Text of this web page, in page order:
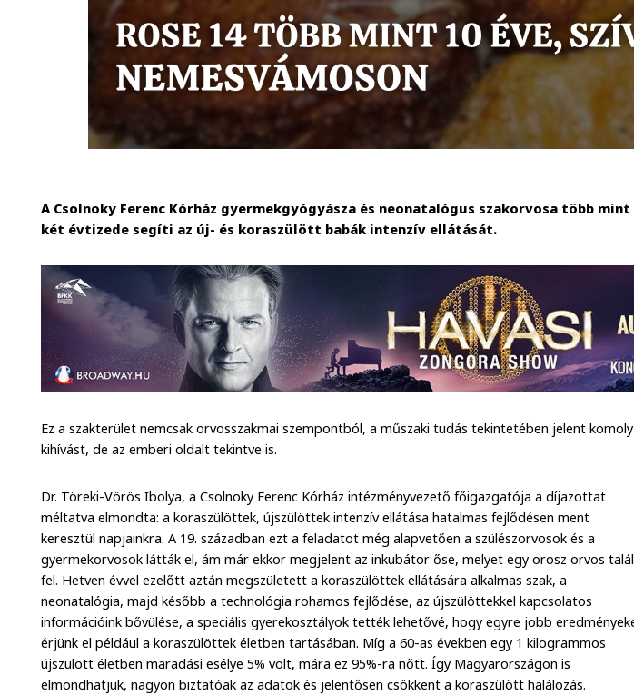
A Csolnoky Ferenc Kórház gyermekgyógyásza és neonatalógus szakorvosa több mint
két évtizede segíti az új- és koraszülött babák intenzív ellátását.
Ez a szakterület nemcsak orvosszakmai szempontból, a műszaki tudás tekintetében jelent komoly
kihívást, de az emberi oldalt tekintve is.
Dr. Töreki-Vörös Ibolya, a Csolnoky Ferenc Kórház intézményvezető főigazgatója a díjazottat
méltatva elmondta: a koraszülöttek, újszülöttek intenzív ellátása hatalmas fejlődésen ment
keresztül napjainkra. A 19. században ezt a feladatot még alapvetően a szülészorvosok és a
gyermekorvosok látták el, ám már ekkor megjelent az inkubátor őse, melyet egy orosz orvos
fel. Hetven évvel ezelőtt aztán megszületett a koraszülöttek ellátására alkalmas szak, a
neonatalógia, majd később a technológia rohamos fejlődése, az újszülöttekkel kapcsolatos
információink bővülése, a speciális gyerekosztályok tették lehetővé, hogy egyre jobb
érjünk el például a koraszülöttek életben tartásában. Míg a 60-as években egy 1 kilogrammos
újszülött életben maradási esélye 5% volt, mára ez 95%-ra nőtt. Így Magyarországon is
elmondhatjuk, nagyon biztatóak az adatok és jelentősen csökkent a koraszülött halálozás.